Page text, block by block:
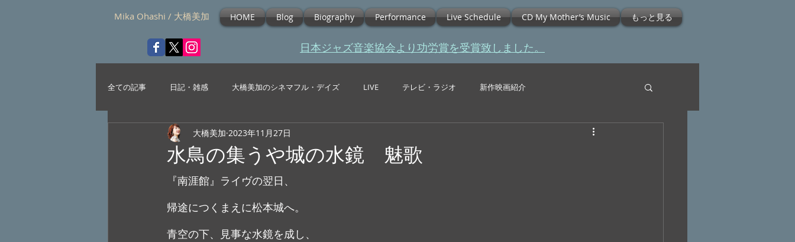
Mika Ohashi / 大橋美加 HOME Blog Biography Performance Live Schedule CD My Mother’s Music もっと見る
​日本ジャズ音楽協会より功労賞を受賞致しました。
全ての記事 日記・雑感 大橋美加のシネマフル・デイズ LIVE テレビ・ラジオ 新作映画紹介
水鳥の集うや城の水鏡 魅歌
大橋美加 2023年11月27日
『南涯館』ライヴの翌日、
帰途につくまえに松本城へ。
青空の下、見事な水鏡を成し、